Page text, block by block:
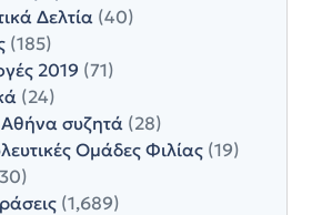
Δελτία(40)
(185)
2019 (71)
(24)
συζητά(28)
Ομάδες Φιλίας(19)
(1,689)